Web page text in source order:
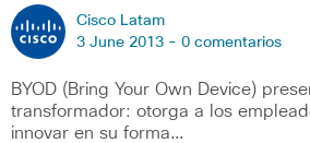
Cisco Latam
3 June 2013 - 0 comentarios
BYOD (Bring Your Own Device)
transformador: otorga a los
innovar en su forma…